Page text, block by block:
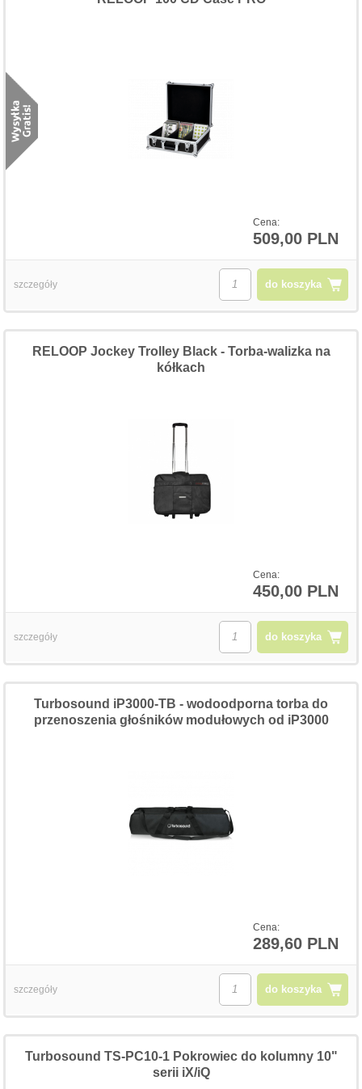
Cena:
509,00 PLN
do koszyka
szczegóły
Cena:
450,00 PLN
RELOOP Jockey Trolley Black - Torba-walizka na
kółkach
do koszyka
szczegóły
Cena:
289,60 PLN
Turbosound iP3000-TB - wodoodporna torba do
przenoszenia głośników modułowych od iP3000
do koszyka
szczegóły
Turbosound TS-PC10-1 Pokrowiec do kolumny 10"
serii iX/iQ